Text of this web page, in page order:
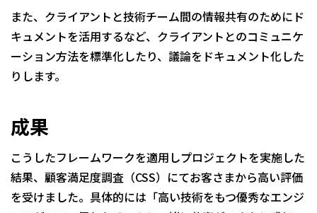
また、クライアントと技術チーム間の情報共有のためにド
キュメントを活用するなど、クライアントとのコミュニケ
ーション方法を標準化したり、議論をドキュメント化した
りします。
成果
こうしたフレームワークを適用しプロジェクトを実施した
結果、顧客満足度調査（CSS）にてお客さまから高い評価
を受けました。具体的には「高い技術をもつ優秀なエンジ